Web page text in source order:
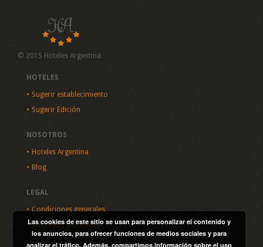
© 2015 Hoteles Argentina.
HOTELES
Sugerir establecimiento
Sugerir Edición
NOSOTROS
Hoteles Argentina
Blog
LEGAL
Condiciones generales
Política de privacidad
Las cookies de este sitio se usan para personalizar el contenido y
los anuncios, para ofrecer funciones de medios sociales y para
analizar el tráfico. Además, compartimos información sobre el uso